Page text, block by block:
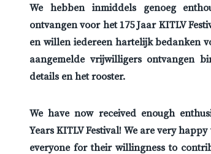
We hebben inmiddels genoeg
ontvangen voor het 175 Jaar KITLV
en willen iedereen hartelijk bedanken
aangemelde vrijwilligers ontvangen
details en het rooster.
We have now received enough
Years KITLV Festival! We are very
everyone for their willingness to